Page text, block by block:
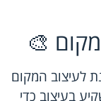
🎨
לעיצוב המקום
בעיצוב כדי